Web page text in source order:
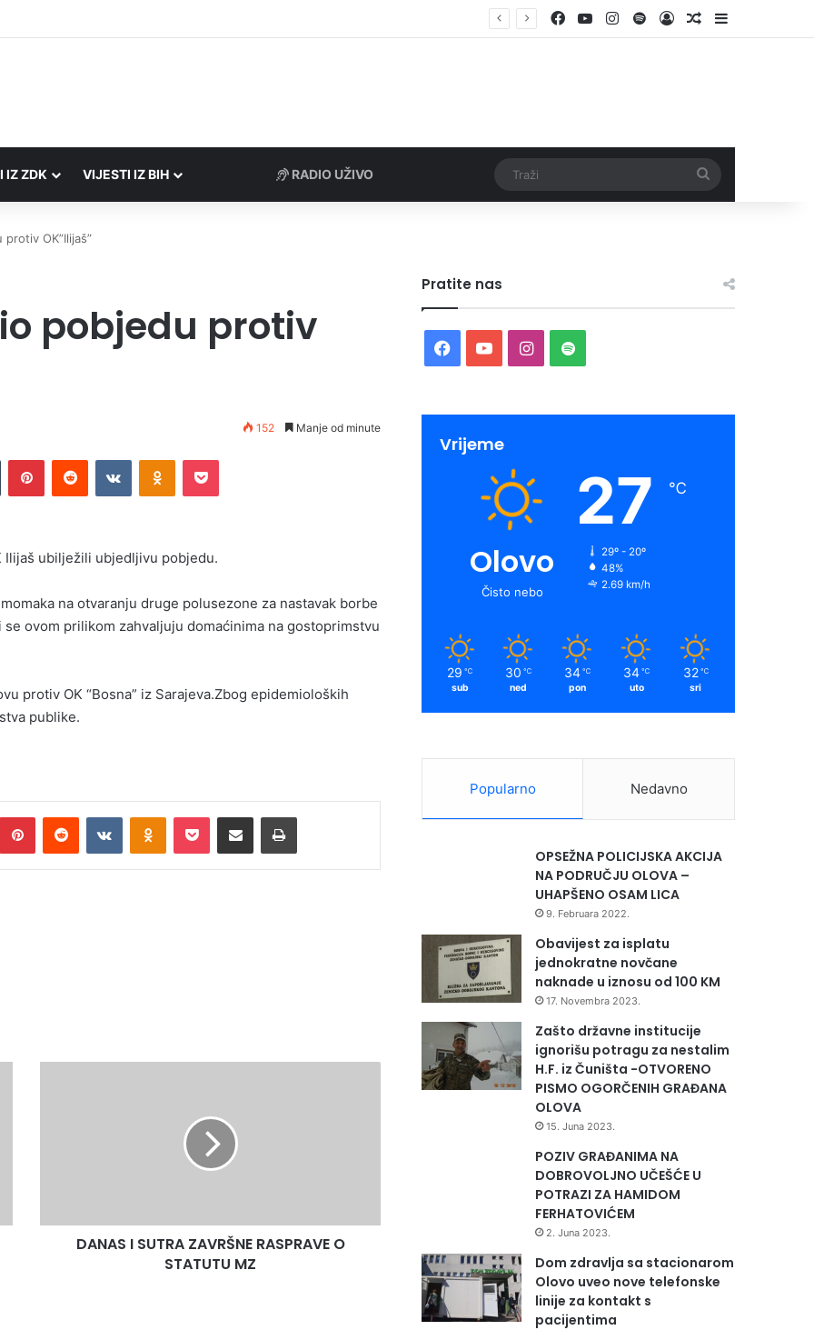
uprave FBiH na području ZDK izvršili 24 inspekcijska nadzora Facebook
YouTubeInstagram
SpotifyLog InRandom Article
Sidebar
IZ ZDK VIJESTI IZ BIH RADIO UŽIVO
OK”Ilijaš”
pobjedu protiv
152 Manje od minute
Tumblr PinterestReddit VKontakteOdnoklassniki
Pocket
Ilijaš ubilježili ubjedljivu pobjedu.
na otvaranju druge polusezone za nastavak borbe
ovom prilikom zahvaljuju domaćinima na gostoprimstvu
protiv OK “Bosna” iz Sarajeva.Zbog epidemioloških
publike.
PinterestReddit VKontakteOdnoklassniki
Pocket Podijeli putem Emaila Print
DANAS I SUTRA ZAVRŠNE RASPRAVE O
STATUTU MZ
Pratite nas
Facebook
YouTubeInstagram
Spotify
Vrijeme
Olovo
Čisto nebo
27 ℃
29º - 20º
48%
2.69 km/h
29 ℃
sub
30 ℃
ned
34 ℃
pon
34 ℃
uto
32 ℃
sri
Popularno Nedavno
OPSEŽNA POLICIJSKA AKCIJA
NA PODRUČJU OLOVA –
UHAPŠENO OSAM LICA
9. Februara 2022.
Obavijest za isplatu
jednokratne novčane
naknade u iznosu od 100 KM
17. Novembra 2023.
Zašto državne institucije
ignorišu potragu za nestalim
H.F. iz Čuništa -OTVORENO
PISMO OGORČENIH GRAĐANA
OLOVA
15. Juna 2023.
POZIV GRAĐANIMA NA
DOBROVOLJNO UČEŠĆE U
POTRAZI ZA HAMIDOM
FERHATOVIĆEM
2. Juna 2023.
Dom zdravlja sa stacionarom
Olovo uveo nove telefonske
linije za kontakt s
pacijentima